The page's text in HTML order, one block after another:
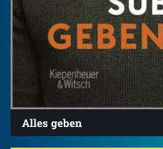
Alles geben